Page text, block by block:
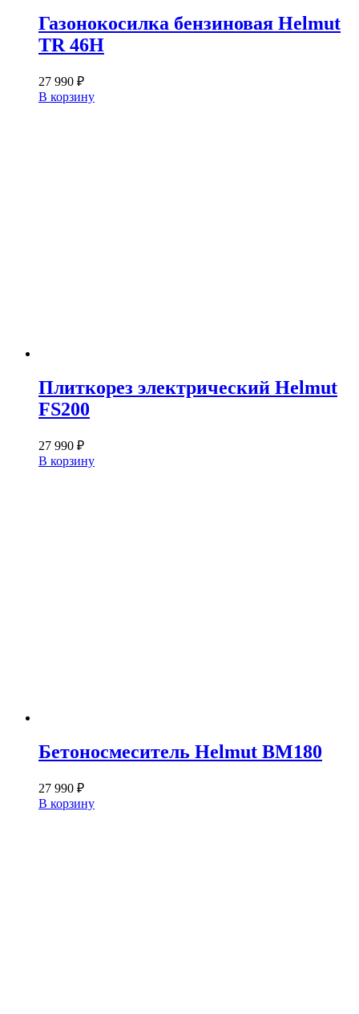
Газонокосилка бензиновая Helmut
TR 46H
27 990 ₽
В корзину
Плиткорез электрический Helmut
FS200
27 990 ₽
В корзину
Бетоносмеситель Helmut BM180
27 990 ₽
В корзину